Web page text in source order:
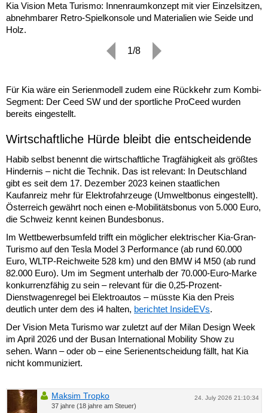
Kia Vision Meta Turismo: Innenraumkonzept mit vier Einzelsitzen,
abnehmbarer Retro-Spielkonsole und Materialien wie Seide und
Holz.
1/8
Für Kia wäre ein Serienmodell zudem eine Rückkehr zum Kombi-
Segment: Der Ceed SW und der sportliche ProCeed wurden
bereits eingestellt.
Wirtschaftliche Hürde bleibt die entscheidende
Habib selbst benennt die wirtschaftliche Tragfähigkeit als größtes
Hindernis – nicht die Technik. Das ist relevant: In Deutschland
gibt es seit dem 17. Dezember 2023 keinen staatlichen
Kaufanreiz mehr für Elektrofahrzeuge (Umweltbonus eingestellt).
Österreich gewährt noch einen e-Mobilitätsbonus von 5.000 Euro,
die Schweiz kennt keinen Bundesbonus.
Im Wettbewerbsumfeld trifft ein möglicher elektrischer Kia-Gran-
Turismo auf den Tesla Model 3 Performance (ab rund 60.000
Euro, WLTP-Reichweite 528 km) und den BMW i4 M50 (ab rund
82.000 Euro). Um im Segment unterhalb der 70.000-Euro-Marke
konkurrenzfähig zu sein – relevant für die 0,25-Prozent-
Dienstwagenregel bei Elektroautos – müsste Kia den Preis
deutlich unter dem des i4 halten, berichtet InsideEVs.
Der Vision Meta Turismo war zuletzt auf der Milan Design Week
im April 2026 und der Busan International Mobility Show zu
sehen. Wann – oder ob – eine Serienentscheidung fällt, hat Kia
nicht kommuniziert.
24. July 2026 21:10:34
Maksim Tropko
37 jahre (18 jahre am Steuer)